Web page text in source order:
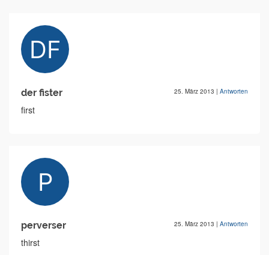
der fister 25. März 2013 | Antworten
first
perverser 25. März 2013 | Antworten
thirst